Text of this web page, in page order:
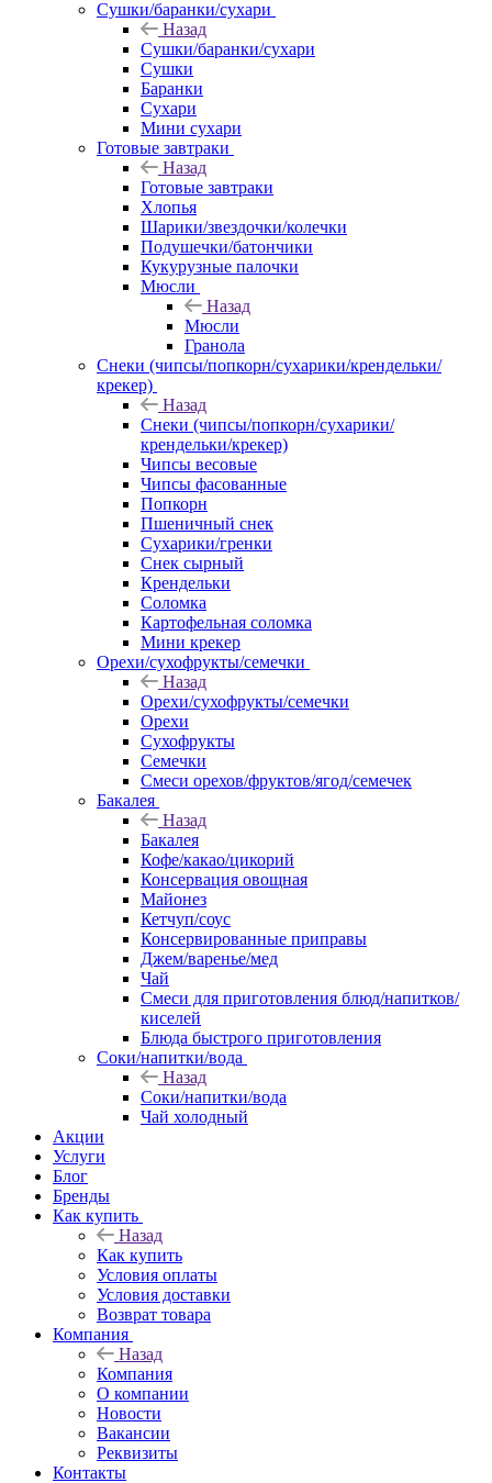
Сушки/баранки/сухари
Назад
Сушки/баранки/сухари
Сушки
Баранки
Сухари
Мини сухари
Готовые завтраки
Назад
Готовые завтраки
Хлопья
Шарики/звездочки/колечки
Подушечки/батончики
Кукурузные палочки
Мюсли
Назад
Мюсли
Гранола
Снеки (чипсы/попкорн/сухарики/крендельки/
крекер)
Назад
Снеки (чипсы/попкорн/сухарики/
крендельки/крекер)
Чипсы весовые
Чипсы фасованные
Попкорн
Пшеничный снек
Сухарики/гренки
Снек сырный
Крендельки
Соломка
Картофельная соломка
Мини крекер
Орехи/сухофрукты/семечки
Назад
Орехи/сухофрукты/семечки
Орехи
Сухофрукты
Семечки
Смеси орехов/фруктов/ягод/семечек
Бакалея
Назад
Бакалея
Кофе/какао/цикорий
Консервация овощная
Майонез
Кетчуп/соус
Консервированные приправы
Джем/варенье/мед
Чай
Смеси для приготовления блюд/напитков/
киселей
Блюда быстрого приготовления
Соки/напитки/вода
Назад
Соки/напитки/вода
Чай холодный
Акции
Услуги
Блог
Бренды
Как купить
Назад
Как купить
Условия оплаты
Условия доставки
Возврат товара
Компания
Назад
Компания
О компании
Новости
Вакансии
Реквизиты
Контакты